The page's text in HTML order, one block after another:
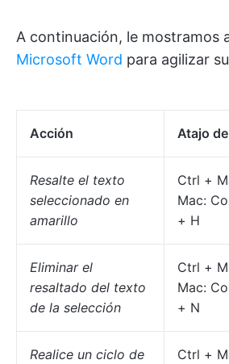
A continuación, le mostramos
Microsoft Word para agilizar
Acción Atajo
Resalte el texto
seleccionado en
amarillo
Ctrl +
Mac:
+ H
Eliminar el
resaltado del texto
de la selección
Ctrl +
Mac:
+ N
Realice un ciclo de
Ctrl +